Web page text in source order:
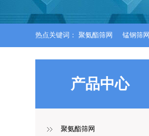
热点关键词： 聚氨酯筛网 锰钢筛网
产品中心
聚氨酯筛网